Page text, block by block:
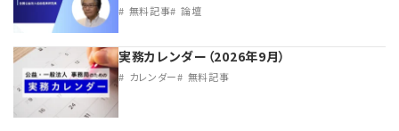
無料記事 論壇
実務カレンダー（2026年9月）
カレンダー 無料記事